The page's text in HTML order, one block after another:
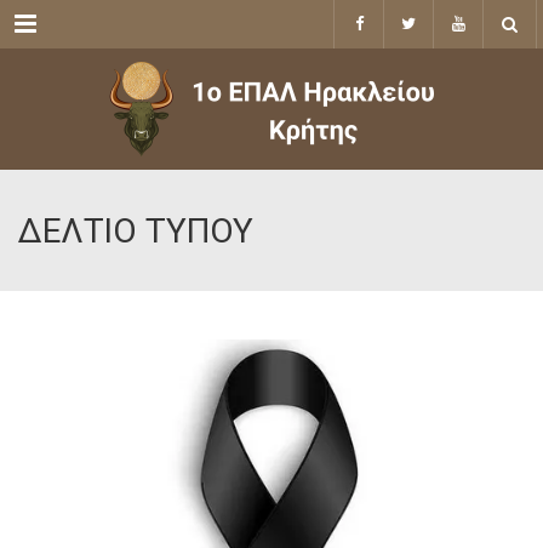
Menu
ΔΕΛΤΙΟ ΤΥΠΟΥ